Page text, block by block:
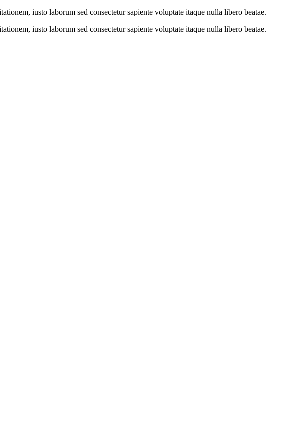
iusto laborum sed consectetur sapiente voluptate itaque nulla libero beatae.
iusto laborum sed consectetur sapiente voluptate itaque nulla libero beatae.